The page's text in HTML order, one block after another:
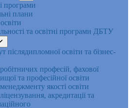
програми
плани
та освітні програми ДБТУ
післядипломної освіти та бізнес-
професій, фахової
та професійної освіти
якості освіти
акредитації та